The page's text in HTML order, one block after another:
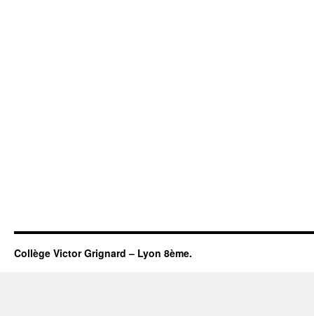
Collège Victor Grignard – Lyon 8ème.